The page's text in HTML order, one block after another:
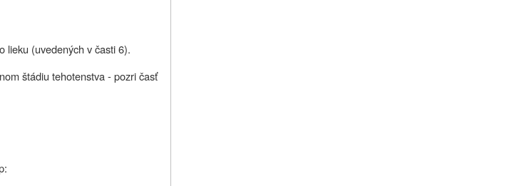
lieku (uvedených v časti 6).
štádiu tehotenstva - pozri časť